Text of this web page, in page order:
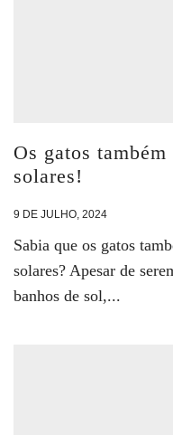
Os gatos
solares!
9 DE JULHO, 2024
Sabia que os gatos
solares? Apesar de
banhos de sol,...